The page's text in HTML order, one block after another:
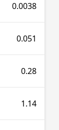
0.0038
0.051
0.28
1.14